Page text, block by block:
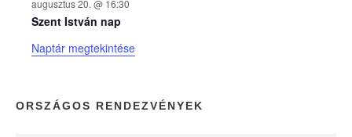
n
a
p
augusztus 20. @ 16:30
Szent István nap
Naptár megtekintése
ORSZÁGOS RENDEZVÉNYEK